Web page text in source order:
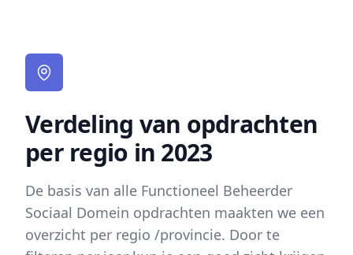
Verdeling van opdrachten
per regio in 2023
De basis van alle Functioneel Beheerder
Sociaal Domein opdrachten maakten we een
overzicht per regio /provincie. Door te